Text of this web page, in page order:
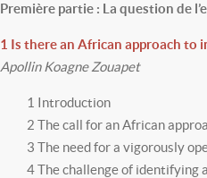
Première partie : La question de
1 Is there an African approach to
Apollin Koagne Zouapet
1 Introduction
2 The call for an African
3 The need for a vigorously
4 The challenge of identifying